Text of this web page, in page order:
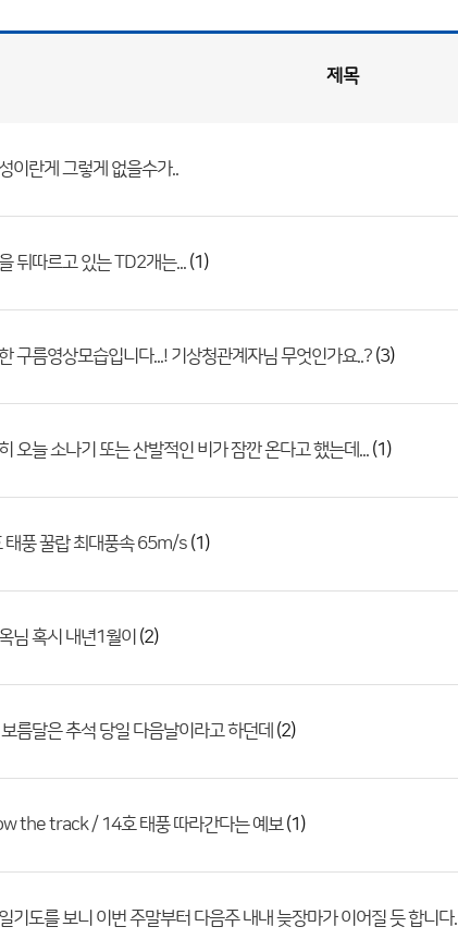
제목
이란게 그렇게 없을수가..
뒤따르고 있는 TD2개는... (1)
구름영상모습입니다...! 기상청관계자님 무엇인가요..? (3)
오늘 소나기 또는 산발적인 비가 잠깐 온다고 했는데... (1)
태풍 꿀랍 최대풍속 65m/s (1)
님 혹시 내년1월이 (2)
름달은 추석 당일 다음날이라고 하던데 (2)
the track / 14호 태풍 따라간다는 예보(1)
기도를 보니 이번 주말부터 다음주 내내 늦장마가 이어질 듯 합니다.